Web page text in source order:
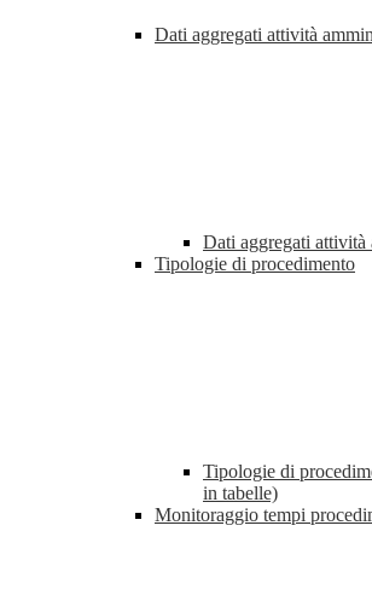
Dati aggregati attività
Dati aggregati attività
Tipologie di procedimento
Tipologie di
in tabelle)
Monitoraggio tempi